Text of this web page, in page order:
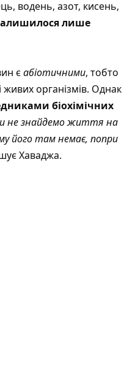
водень, азот, кисень,
лише
єабіотичними, тобто
організмів. Однак
біохімічних
не знайдемо життя на
його там немає, попри
Хаваджа.